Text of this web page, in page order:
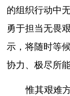
的组织行动中
勇于担当无畏
示，将随时等
协力、极尽所
惟其艰难